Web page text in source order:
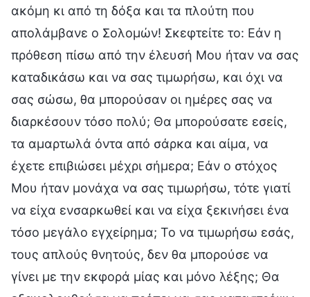
ακόμη κι από τη δόξα και τα πλούτη που
απολάμβανε ο Σολομών! Σκεφτείτε το: Εάν η
πρόθεση πίσω από την έλευσή Μου ήταν να σας
καταδικάσω και να σας τιμωρήσω, και όχι να
σας σώσω, θα μπορούσαν οι ημέρες σας να
διαρκέσουν τόσο πολύ; Θα μπορούσατε εσείς,
τα αμαρτωλά όντα από σάρκα και αίμα, να
έχετε επιβιώσει μέχρι σήμερα; Εάν ο στόχος
Μου ήταν μονάχα να σας τιμωρήσω, τότε γιατί
να είχα ενσαρκωθεί και να είχα ξεκινήσει ένα
τόσο μεγάλο εγχείρημα; Το να τιμωρήσω εσάς,
τους απλούς θνητούς, δεν θα μπορούσε να
γίνει με την εκφορά μίας και μόνο λέξης; Θα